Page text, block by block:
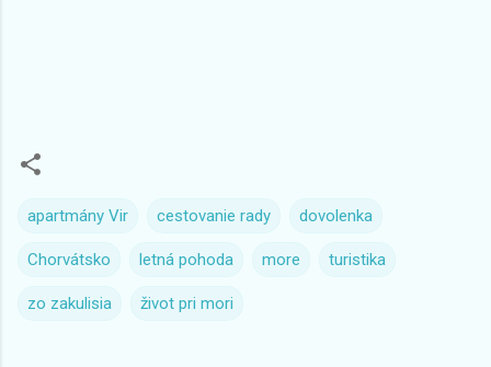
apartmány Vir cestovanie rady dovolenka
Chorvátsko letná pohoda more turistika
zo zakulisia život pri mori